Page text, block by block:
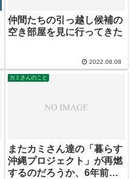
仲間たちの引っ越し候補の
空き部屋を見に行ってきた
2022.08.08
カミさんのこと
またカミさん達の「暮らす
沖縄プロジェクト」が再燃
するのだろうか、6年前の